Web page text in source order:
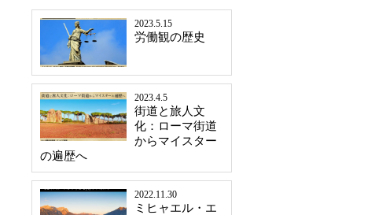
2023.5.15
労働観の歴史
2023.4.5
街道と旅人文
化：ローマ街道
からマイスター
の遍歴へ
2022.11.30
ミヒャエル・エ